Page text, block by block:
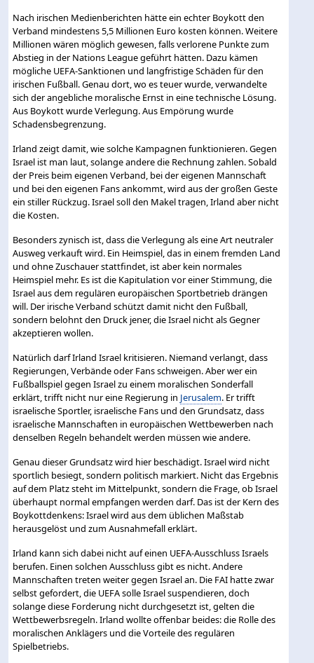
Nach irischen Medienberichten hätte ein echter Boykott den
Verband mindestens 5,5 Millionen Euro kosten können. Weitere
Millionen wären möglich gewesen, falls verlorene Punkte zum
Abstieg in der Nations League geführt hätten. Dazu kämen
mögliche UEFA-Sanktionen und langfristige Schäden für den
irischen Fußball. Genau dort, wo es teuer wurde, verwandelte
sich der angebliche moralische Ernst in eine technische Lösung.
Aus Boykott wurde Verlegung. Aus Empörung wurde
Schadensbegrenzung.
Irland zeigt damit, wie solche Kampagnen funktionieren. Gegen
Israel ist man laut, solange andere die Rechnung zahlen. Sobald
der Preis beim eigenen Verband, bei der eigenen Mannschaft
und bei den eigenen Fans ankommt, wird aus der großen Geste
ein stiller Rückzug. Israel soll den Makel tragen, Irland aber nicht
die Kosten.
Besonders zynisch ist, dass die Verlegung als eine Art neutraler
Ausweg verkauft wird. Ein Heimspiel, das in einem fremden Land
und ohne Zuschauer stattfindet, ist aber kein normales
Heimspiel mehr. Es ist die Kapitulation vor einer Stimmung, die
Israel aus dem regulären europäischen Sportbetrieb drängen
will. Der irische Verband schützt damit nicht den Fußball,
sondern belohnt den Druck jener, die Israel nicht als Gegner
akzeptieren wollen.
Natürlich darf Irland Israel kritisieren. Niemand verlangt, dass
Regierungen, Verbände oder Fans schweigen. Aber wer ein
Fußballspiel gegen Israel zu einem moralischen Sonderfall
erklärt, trifft nicht nur eine Regierung in Jerusalem. Er trifft
israelische Sportler, israelische Fans und den Grundsatz, dass
israelische Mannschaften in europäischen Wettbewerben nach
denselben Regeln behandelt werden müssen wie andere.
Genau dieser Grundsatz wird hier beschädigt. Israel wird nicht
sportlich besiegt, sondern politisch markiert. Nicht das Ergebnis
auf dem Platz steht im Mittelpunkt, sondern die Frage, ob Israel
überhaupt normal empfangen werden darf. Das ist der Kern des
Boykottdenkens: Israel wird aus dem üblichen Maßstab
herausgelöst und zum Ausnahmefall erklärt.
Irland kann sich dabei nicht auf einen UEFA-Ausschluss Israels
berufen. Einen solchen Ausschluss gibt es nicht. Andere
Mannschaften treten weiter gegen Israel an. Die FAI hatte zwar
selbst gefordert, die UEFA solle Israel suspendieren, doch
solange diese Forderung nicht durchgesetzt ist, gelten die
Wettbewerbsregeln. Irland wollte offenbar beides: die Rolle des
moralischen Anklägers und die Vorteile des regulären
Spielbetriebs.